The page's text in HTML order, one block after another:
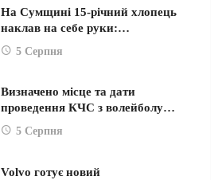
На Сумщині 15-річний хлопець
наклав на себе руки:…
5 Серпня
Визначено місце та дати
проведення КЧС з волейболу…
5 Серпня
Volvo готує новий